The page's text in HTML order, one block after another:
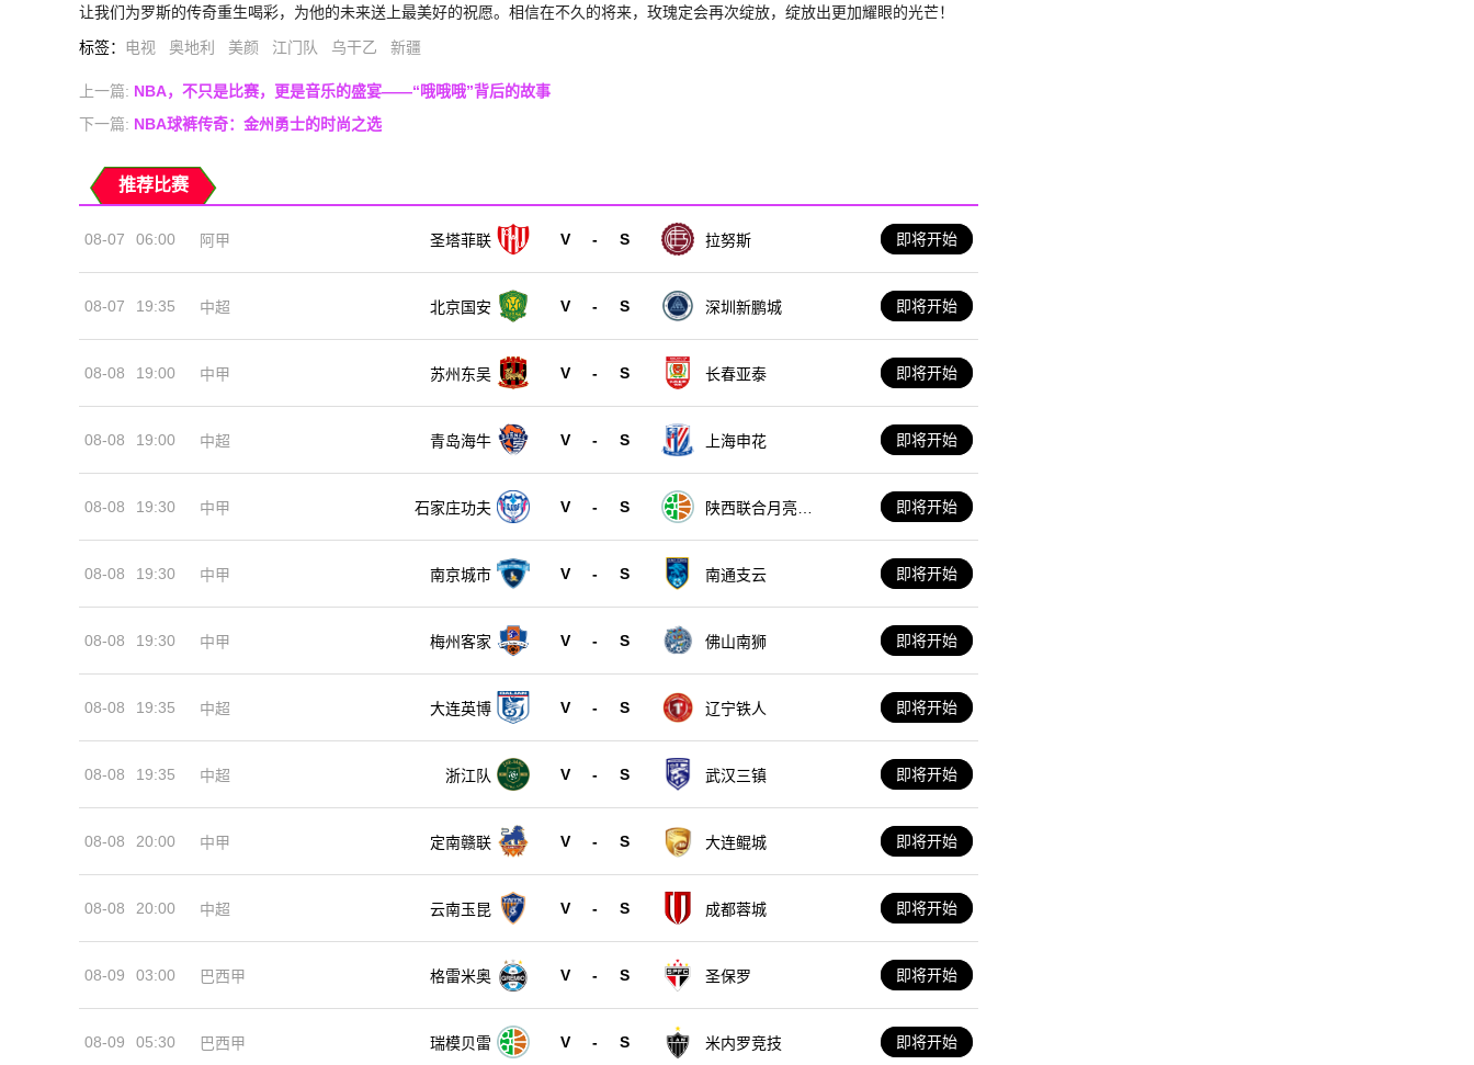
让我们为罗斯的传奇重生喝彩，为他的未来送上最美好的祝愿。相信在不久的将来，玫瑰定会再次绽放，绽放出更加耀眼的光芒！
标签： 电视 奥地利 美颜 江门队 乌干乙 新疆
上一篇: NBA，不只是比赛，更是音乐的盛宴——“哦哦哦”背后的故事
下一篇: NBA球裤传奇：金州勇士的时尚之选
推荐比赛
08-07 06:00 阿甲 圣塔菲联 V - S 拉努斯 即将开始
08-07 19:35 中超 北京国安 V - S 深圳新鹏城 即将开始
08-08 19:00 中甲 苏州东吴 V - S 长春亚泰 即将开始
08-08 19:00 中超 青岛海牛 V - S 上海申花 即将开始
08-08 19:30 中甲 石家庄功夫 V - S
陕西联合月亮泊
即将开始
08-08 19:30 中甲 南京城市 V - S 南通支云 即将开始
08-08 19:30 中甲 梅州客家 V - S 佛山南狮 即将开始
08-08 19:35 中超 大连英博 V - S 辽宁铁人 即将开始
08-08 19:35 中超 浙江队 V - S 武汉三镇 即将开始
08-08 20:00 中甲 定南赣联 V - S 大连鲲城 即将开始
08-08 20:00 中超 云南玉昆 V - S 成都蓉城 即将开始
08-09 03:00 巴西甲 格雷米奥 V - S 圣保罗 即将开始
08-09 05:30 巴西甲 瑞模贝雷 V - S 米内罗竞技 即将开始